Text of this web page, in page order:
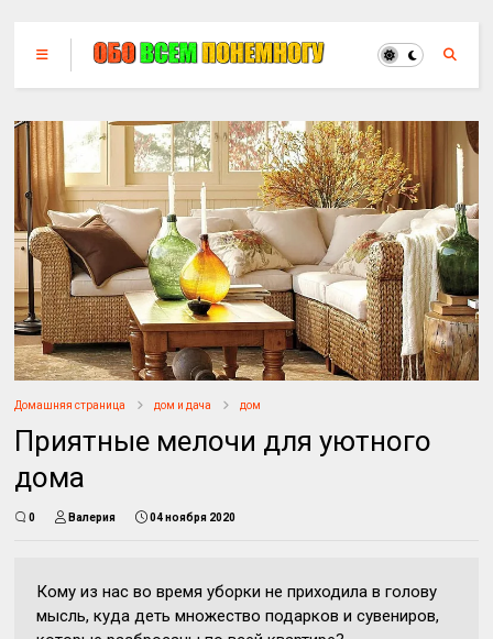
Домашняя страница дом и дача дом
Приятные мелочи для уютного
дома
0 Валерия 04 ноября 2020
Кому из нас во время уборки не приходила в голову
мысль, куда деть множество подарков и сувениров,